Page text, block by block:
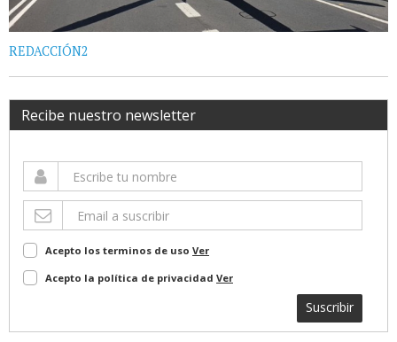
REDACCIÓN2
Recibe nuestro newsletter
Acepto los terminos de uso Ver
Acepto la política de privacidad Ver
Suscribir